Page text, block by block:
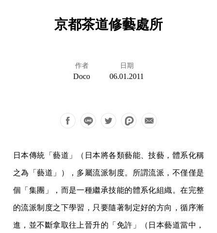
京都茶道修藝處所
作者
Doco
日期
06.01.2011
日本傳統「藝道」（日本將各類藝能、技藝，體系化稱
之為「藝道」），多屬流派制度。所謂流派，不僅僅是
個「集團」，而是一種繼承技能的體系化組織。在完整
的流派制度之下學習，只要隨著制定好的方向，循序漸
進，並不斷拿取往上晉升的「免許」（日本藝道當中，